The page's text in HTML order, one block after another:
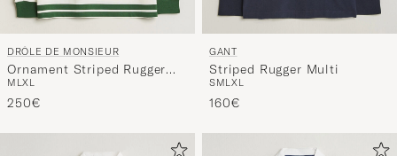
DRÔLE DE MONSIEUR
Ornament Striped Rugger
Water Green
M LXL
250€
GANT
Striped Rugger Multi
SMLXL
160€